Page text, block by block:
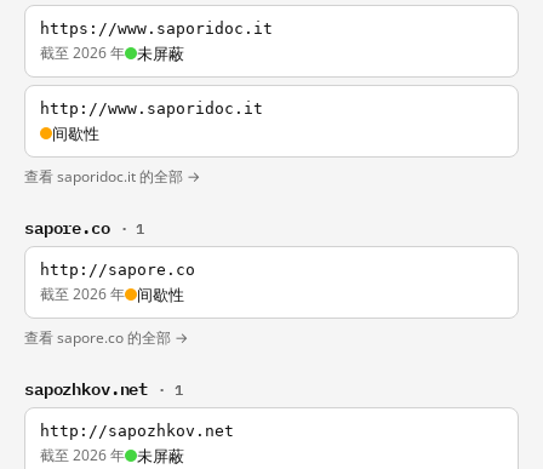
https://www.saporidoc.it
截至 2026 年 未屏蔽
http://www.saporidoc.it
间歇性
查看 saporidoc.it 的全部 →
sapore.co · 1
http://sapore.co
截至 2026 年 间歇性
查看 sapore.co 的全部 →
sapozhkov.net · 1
http://sapozhkov.net
截至 2026 年 未屏蔽